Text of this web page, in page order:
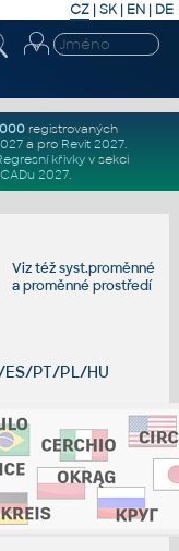
CZ | SK| EN | DE
registrovaných
a pro Revit 2027.
křivkyv sekci
2027.
Viz téžsyst.proměnné
aproměnné prostředí
PT/PL/HU